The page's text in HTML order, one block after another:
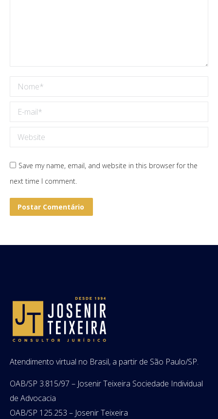
Nome *
E-mail *
Website
Save my name, email, and website in this browser for the
next time I comment.
Postar Comentário
Atendimento virtual no Brasil, a partir de São Paulo/SP.
OAB/SP 3.815/97 – Josenir Teixeira Sociedade Individual
de Advocacia
OAB/SP 125.253 – Josenir Teixeira